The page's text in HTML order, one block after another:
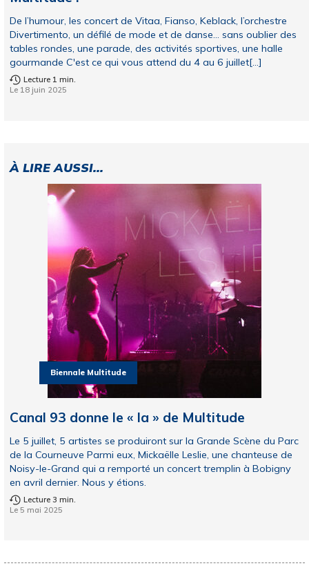
De l’humour, les concert de Vitaa, Fianso, Keblack, l’orchestre
Divertimento, un défilé de mode et de danse... sans oublier des
tables rondes, une parade, des activités sportives, une halle
gourmande C'est ce qui vous attend du 4 au 6 juillet[...]
Lecture 1 min.
Le 18 juin 2025
À LIRE AUSSI...
Biennale Multitude
Canal 93 donne le « la » de Multitude
Le 5 juillet, 5 artistes se produiront sur la Grande Scène du Parc
de la Courneuve Parmi eux, Mickaëlle Leslie, une chanteuse de
Noisy-le-Grand qui a remporté un concert tremplin à Bobigny
en avril dernier. Nous y étions.
Lecture 3 min.
Le 5 mai 2025